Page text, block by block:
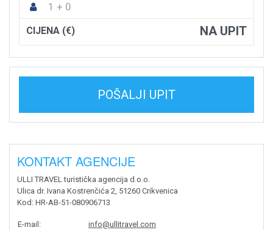
1 + 0
CIJENA (€) NA UPIT
POŠALJI UPIT
KONTAKT AGENCIJE
ULLI TRAVEL turistička agencija d.o.o.
Ulica dr. Ivana Kostrenčića 2, 51260 Crikvenica
Kod : HR-AB-51-080906713
E-mail :
info@ullitravel.com